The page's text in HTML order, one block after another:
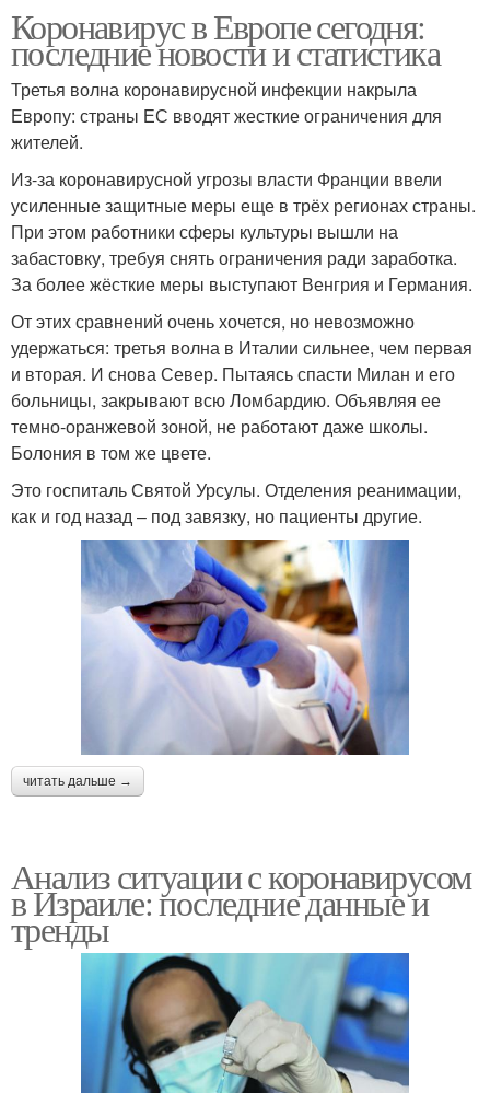
Коронавирус в Европе сегодня:
последние новости и статистика
Третья волна коронавирусной инфекции накрыла
Европу: страны ЕС вводят жесткие ограничения для
жителей.
Из-за коронавирусной угрозы власти Франции ввели
усиленные защитные меры еще в трёх регионах страны.
При этом работники сферы культуры вышли на
забастовку, требуя снять ограничения ради заработка.
За более жёсткие меры выступают Венгрия и Германия.
От этих сравнений очень хочется, но невозможно
удержаться: третья волна в Италии сильнее, чем первая
и вторая. И снова Север. Пытаясь спасти Милан и его
больницы, закрывают всю Ломбардию. Объявляя ее
темно-оранжевой зоной, не работают даже школы.
Болония в том же цвете.
Это госпиталь Святой Урсулы. Отделения реанимации,
как и год назад – под завязку, но пациенты другие.
читать дальше →
Анализ ситуации с коронавирусом
в Израиле: последние данные и
тренды